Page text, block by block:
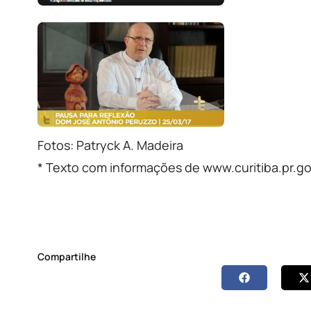
Fotos: Patryck A. Madeira
* Texto com informações de
Compartilhe